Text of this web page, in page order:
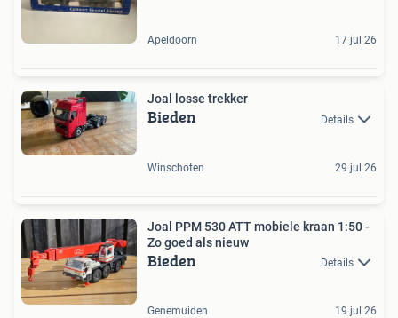
Apeldoorn 17 jul 26
Joal losse trekker
Bieden Details
Winschoten 29 jul 26
Joal PPM 530 ATT mobiele kraan 1:50 -
Zo goed als nieuw
Bieden Details
Genemuiden 19 jul 26